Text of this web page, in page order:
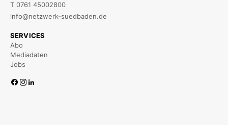
T 0761 45002800
info@netzwerk-suedbaden.de
SERVICES
Abo
Mediadaten
Jobs